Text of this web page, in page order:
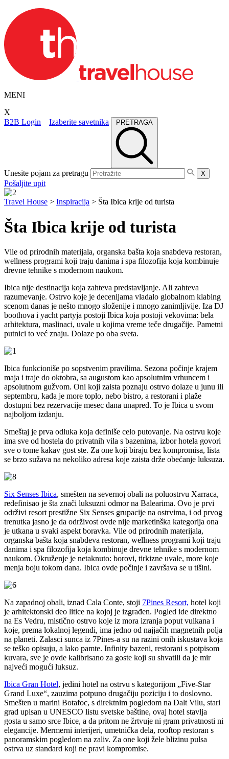
MENI
X
B2B Login
Izaberite savetnika PRETRAGA
Unesite pojam za pretragu X
Pošaljite upit
Travel House > Inspiracija > Šta Ibica krije od turista
Šta Ibica krije od turista
Vile od prirodnih materijala, organska bašta koja snabdeva restoran,
wellness programi koji traju danima i spa filozofija koja kombinuje
drevne tehnike s modernom naukom.
Ibica nije destinacija koja zahteva predstavljanje. Ali zahteva
razumevanje. Ostrvo koje je decenijama vladalo globalnom klabing
scenom danas je nešto mnogo složenije i mnogo zanimljivije. Iza DJ
boothova i yacht partyja postoji Ibica koja postoji vekovima: bela
arhitektura, maslinaci, uvale u kojima vreme teče drugačije. Pametni
putnici to već znaju. Dolaze po oba sveta.
Ibica funkcioniše po sopstvenim pravilima. Sezona počinje krajem
maja i traje do oktobra, sa augustom kao apsolutnim vrhuncem i
apsolutnom gužvom. Oni koji zaista poznaju ostrvo dolaze u junu ili
septembru, kada je more toplo, nebo bistro, a restorani i plaže
dostupni bez rezervacije mesec dana unapred. To je Ibica u svom
najboljom izdanju.
Smeštaj je prva odluka koja definiše celo putovanje. Na ostrvu koje
ima sve od hostela do privatnih vila s bazenima, izbor hotela govori
sve o tome kakav gost ste. Za one koji biraju bez kompromisa, lista
se brzo sužava na nekoliko adresa koje zaista drže obećanje luksuza.
Six Senses Ibica, smešten na severnoj obali na poluostrvu Xarraca,
redefinisao je šta znači luksuzni odmor na Balearima. Ovo je prvi
održivi resort prestižne Six Senses grupacije na ostrvima, i od prvog
trenutka jasno je da održivost ovde nije marketinška kategorija ona
je utkana u svaki aspekt boravka. Vile od prirodnih materijala,
organska bašta koja snabdeva restoran, wellness programi koji traju
danima i spa filozofija koja kombinuje drevne tehnike s modernom
naukom. Okruženje je netaknuto: borovi, tirkizne uvale, more koje
menja boju tokom dana. Ibica ovde počinje i završava se u tišini.
Na zapadnoj obali, iznad Cala Conte, stoji 7Pines Resort, hotel koji
je arhitektonski deo litice na kojoj je izgrađen. Pogled ide direktno
na Es Vedru, mistično ostrvo koje iz mora izranja poput vulkana i
koje, prema lokalnoj legendi, ima jedno od najjačih magnetnih polja
na planeti. Zalasci sunca iz 7Pines-a su na razini onih iskustava koja
se teško opisuju, a lako pamte. Infinity bazeni, restorani s potpisom
kuvara, sve je ovde kalibrisano za goste koji su shvatili da je mir
najveći mogući luksuz.
Ibica Gran Hotel, jedini hotel na ostrvu s kategorijom „Five-Star
Grand Luxe“, zauzima potpuno drugačiju poziciju i to doslovno.
Smešten u marini Botafoc, s direktnim pogledom na Dalt Vilu, stari
grad upisan u UNESCO listu svetske baštine, ovaj hotel stavlja
gosta u samo srce Ibice, a da pritom ne žrtvuje ni gram privatnosti ni
elegancije. Mermerni interijeri, umetnička dela, rooftop restoran s
panoramskim pogledom na zaliv. Za one koji žele blizinu pulsa
ostrva uz standard koji ne pravi kompromise.